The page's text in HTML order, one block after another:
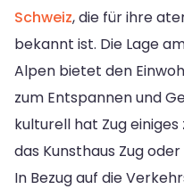
Schweiz, die für ihre
bekannt ist. Die Lage
Alpen bietet den
zum Entspannen und
kulturell hat Zug
das Kunsthaus Zug
In Bezug auf die